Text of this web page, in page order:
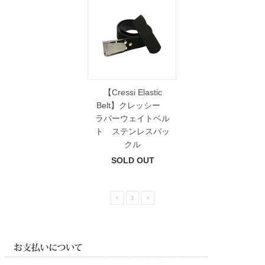
【Cressi Elastic
Belt】クレッシー
ラバーウェイトベル
ト ステンレスバッ
クル
SOLD OUT
< 1 >